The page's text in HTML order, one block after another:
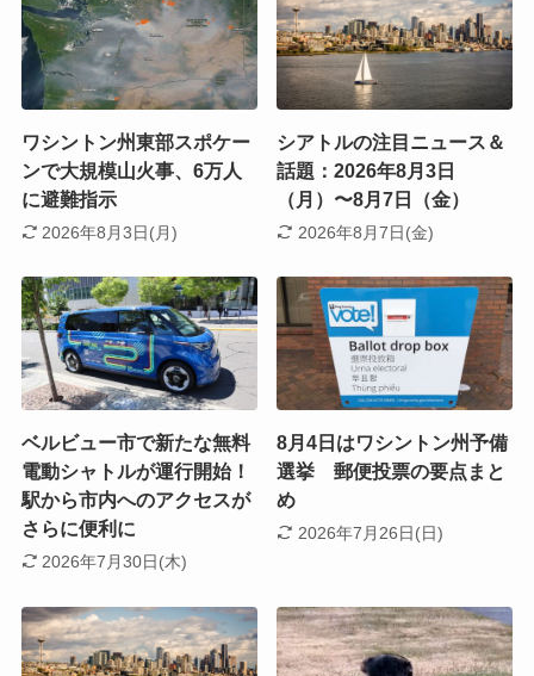
ワシントン州東部スポケー
ンで大規模山火事、6万人
に避難指示
2026年8月3日(月)
シアトルの注目ニュース＆
話題：2026年8月3日
（月）〜8月7日（金）
2026年8月7日(金)
ベルビュー市で新たな無料
電動シャトルが運行開始！
駅から市内へのアクセスが
さらに便利に
2026年7月30日(木)
8月4日はワシントン州予備
選挙 郵便投票の要点まと
め
2026年7月26日(日)